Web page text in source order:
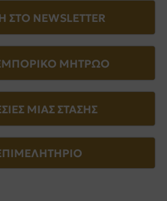
ΣΤΟ NEWSLETTER
ΜΗΤΡΩΟ
ΜΙΑΣ ΣΤΑΣΗΣ